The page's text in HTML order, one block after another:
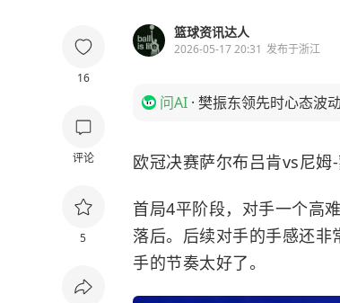
16
评论
5
篮球资讯达人
2026-05-17 20:31 发布于浙江
问AI · 樊振东领先时心态波
欧冠决赛萨尔布吕肯vs尼姆-
首局4平阶段，对手一个高
落后。后续对手的手感还
手的节奏太好了。